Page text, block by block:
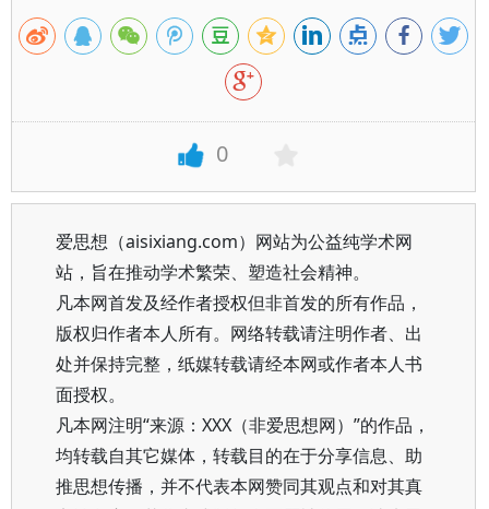
0
爱思想（aisixiang.com）网站为公益纯学术网
站，旨在推动学术繁荣、塑造社会精神。
凡本网首发及经作者授权但非首发的所有作品，
版权归作者本人所有。网络转载请注明作者、出
处并保持完整，纸媒转载请经本网或作者本人书
面授权。
凡本网注明“来源：XXX（非爱思想网）”的作品，
均转载自其它媒体，转载目的在于分享信息、助
推思想传播，并不代表本网赞同其观点和对其真